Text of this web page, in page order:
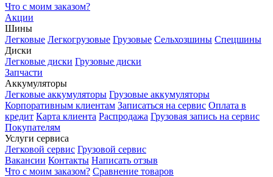
Что с моим заказом?
Акции
Шины
Легковые Легкогрузовые Грузовые Сельхозшины Спецшины
Диски
Легковые диски Грузовые диски
Запчасти
Аккумуляторы
Легковые аккумуляторы Грузовые аккумуляторы
Корпоративным клиентам Записаться на сервис Оплата в
кредит Карта клиента Распродажа Грузовая запись на сервис
Покупателям
Услуги сервиса
Легковой сервис Грузовой сервис
Вакансии Контакты Написать отзыв
Что с моим заказом? Сравнение товаров